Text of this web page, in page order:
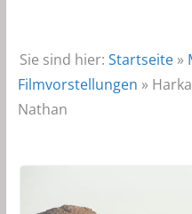
Sie sind hier: Startseite»
Filmvorstellungen »
Nathan